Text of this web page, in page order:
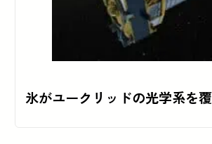
氷がユークリッドの光学系を